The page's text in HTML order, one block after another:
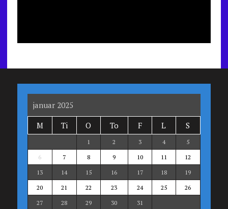
januar 2025
M
Ti O To F L S
1 2 3 4
5
6
7 8 9 10 11
12
13
14 15 16 17 18
19
20
21 22 23 24 25
26
27
28 29 30 31